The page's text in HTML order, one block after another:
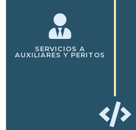
SERVICIOS A
AUXILIARES Y PERITOS